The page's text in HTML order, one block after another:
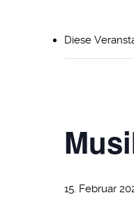
Diese
15. Februar